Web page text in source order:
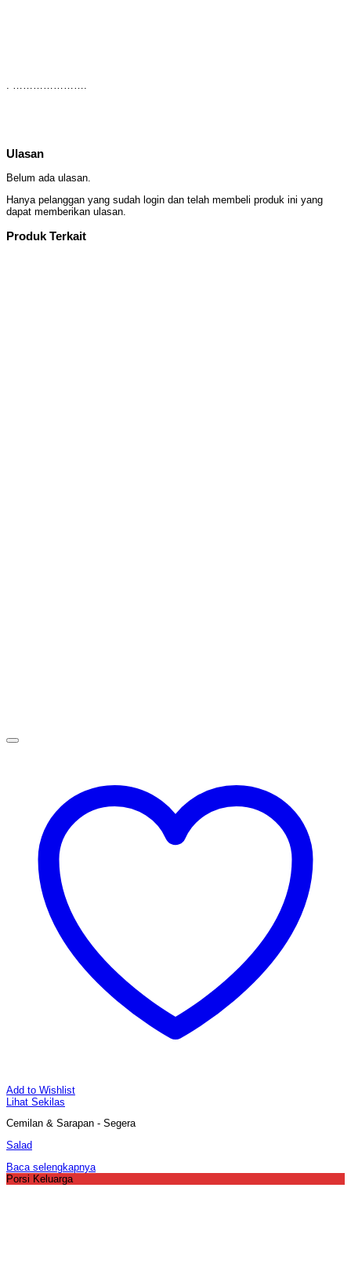
. ………………….
Ulasan
Belum ada ulasan.
Hanya pelanggan yang sudah login dan telah membeli produk ini yang
dapat memberikan ulasan.
Produk Terkait
Add to Wishlist
Lihat Sekilas
Cemilan & Sarapan - Segera
Salad
Baca selengkapnya
Porsi Keluarga